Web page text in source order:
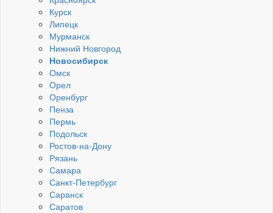
Курск
Липецк
Мурманск
Нижний Новгород
Новосибирск
Омск
Орел
Оренбург
Пенза
Пермь
Подольск
Ростов-на-Дону
Рязань
Самара
Санкт-Петербург
Саранск
Саратов